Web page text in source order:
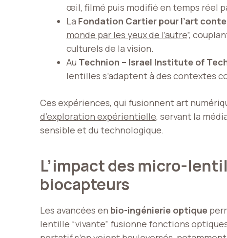
œil, filmé puis modifié en temps réel
La Fondation Cartier pour l’art
monde par les yeux de l’autre”,
culturels de la vision.
Au Technion – Israel Institute of
lentilles s’adaptent à des contextes
Ces expériences, qui fusionnent art
d’exploration expérientielle, servant la
sensible et du technologique.
L’impact des micro-
biocapteurs
Les avancées en bio-ingénierie optique
lentille “vivante” fusionne fonctions